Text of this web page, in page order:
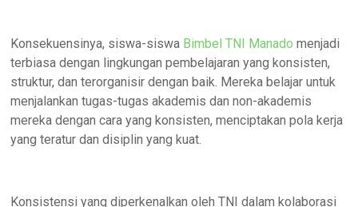
Konsekuensinya, siswa-siswa Bimbel TNI Manado menjadi
terbiasa dengan lingkungan pembelajaran yang konsisten,
struktur, dan terorganisir dengan baik. Mereka belajar untuk
menjalankan tugas-tugas akademis dan non-akademis
mereka dengan cara yang konsisten, menciptakan pola kerja
yang teratur dan disiplin yang kuat.
Konsistensi yang diperkenalkan oleh TNI dalam kolaborasi